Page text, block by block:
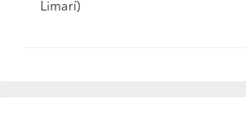
Limarí)